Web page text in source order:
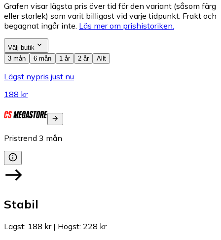
Grafen visar lägsta pris över tid för den variant (såsom färg
eller storlek) som varit billigast vid varje tidpunkt. Frakt och
begagnat ingår inte. Läs mer om prishistoriken.
Välj butik
3 mån
6 mån 1 år 2 år Allt
Lägst nypris just nu
188 kr
Pristrend 3 mån
Stabil
Lägst: 188 kr| Högst: 228 kr